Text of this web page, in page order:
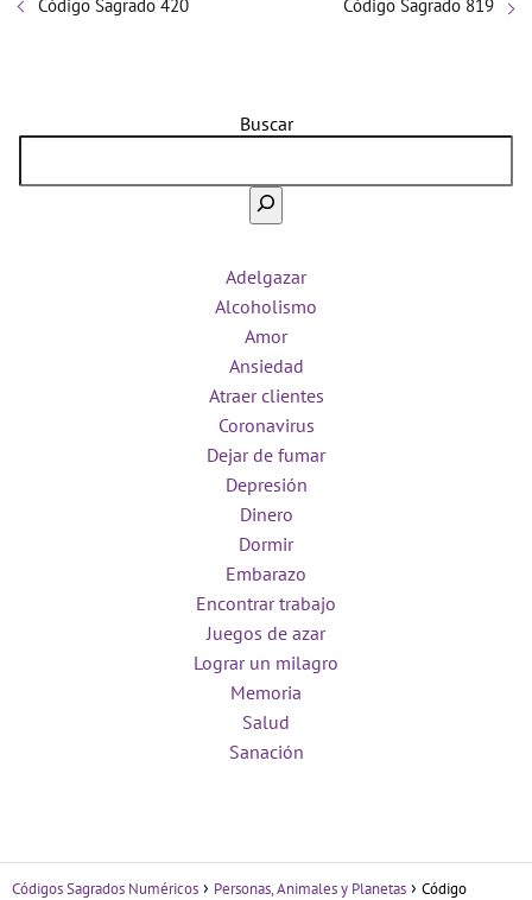
Código Sagrado 420 Código Sagrado 819
Buscar
Adelgazar
Alcoholismo
Amor
Ansiedad
Atraer clientes
Coronavirus
Dejar de fumar
Depresión
Dinero
Dormir
Embarazo
Encontrar trabajo
Juegos de azar
Lograr un milagro
Memoria
Salud
Sanación
Códigos Sagrados Numéricos Personas, Animales y Planetas
Código